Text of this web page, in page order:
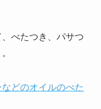
べたつき、パサつ
などのオイルのべた